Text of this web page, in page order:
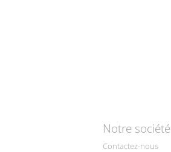
Notre société
Contactez-nous